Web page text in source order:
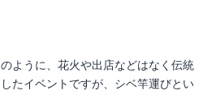
ように、花火や出店などはなく伝統
たイベントですが、シベ竿運びとい